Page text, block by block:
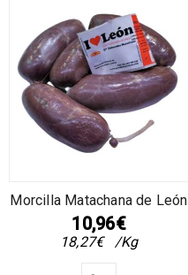
Morcilla Matachana de León
10,96€
18,27€ /Kg